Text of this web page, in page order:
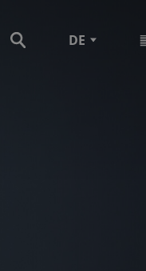
DE